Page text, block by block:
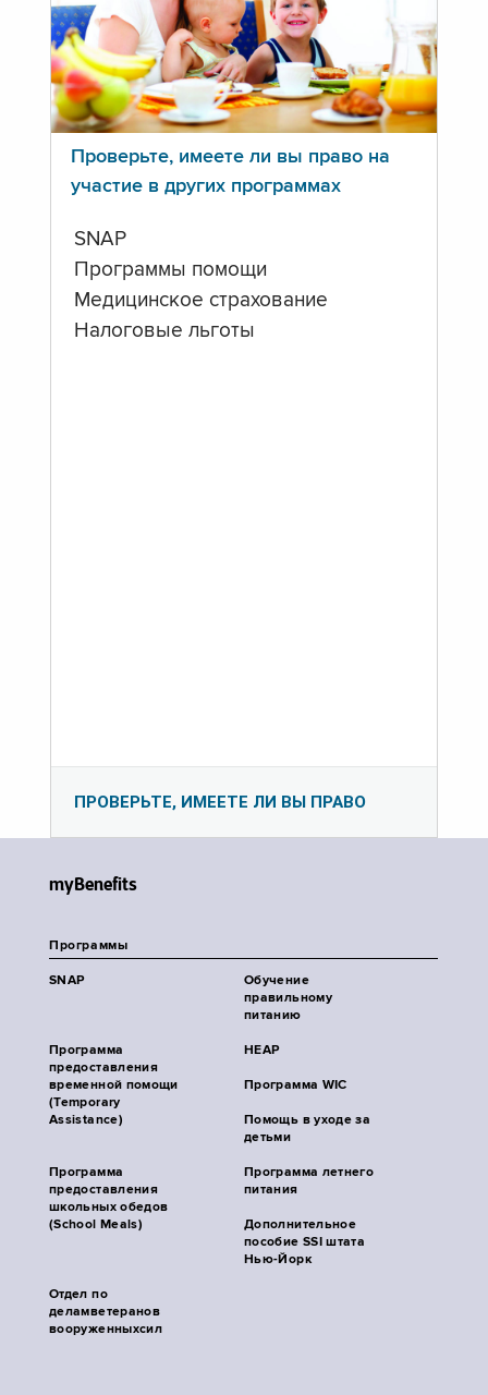
Проверьте, имеете ли вы право на
участие в других программах
SNAP
Программы помощи
Медицинское страхование
Налоговые льготы
ПРОВЕРЬТЕ, ИМЕЕТЕ ЛИ ВЫ ПРАВО
myBenefits
Программы
SNAP
Обучение
правильному
питанию
Программа
предоставления
временной помощи
(Temporary
Assistance)
HEAP
Программа WIC
Помощь в уходе за
детьми
Программа
предоставления
школьных обедов
(School Meals)
Программа летнего
питания
Дополнительное
пособие SSI штата
Нью-Йорк
Отдел по
деламветеранов
вооруженныхсил